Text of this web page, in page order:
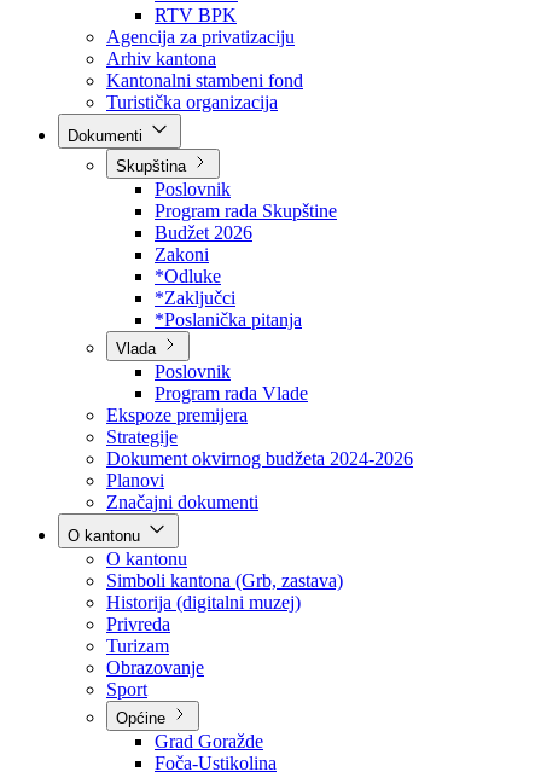
Direkcija za šumarstvo
Javna preduzeća
BPK šume
RTV BPK
Agencija za privatizaciju
Arhiv kantona
Kantonalni stambeni fond
Turistička organizacija
Skupština
Poslovnik
Program rada Skupštine
Budžet 2026
Zakoni
*Odluke
*Zaključci
*Poslanička pitanja
Vlada
Poslovnik
Program rada Vlade
Ekspoze premijera
Strategije
Dokument okvirnog budžeta 2024-2026
Planovi
Značajni dokumenti
O kantonu
O kantonu
Simboli kantona (Grb, zastava)
Historija (digitalni muzej)
Privreda
Turizam
Obrazovanje